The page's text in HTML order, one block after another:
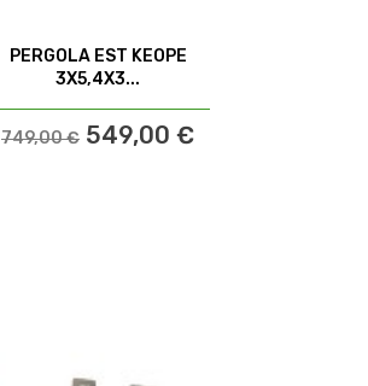
PERGOLA EST KEOPE
3X5,4X3...
749,00 € 549,00 €